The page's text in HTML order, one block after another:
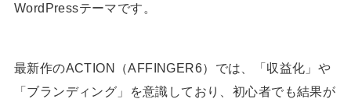
WordPressテーマです。
最新作のACTION（AFFINGER6）では、「収益化」や
「ブランディング」を意識しており、初心者でも結果が